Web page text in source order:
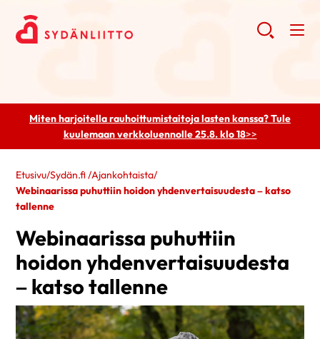
Miten harjoitella rauhoittumistaitoja lasten kanssa? Tule
kuulemaanverkkoluennolle 25.8. klo 18>>
Etusivu/Sydän.fi/Ajankohtaista/
Webinaarissa puhuttiin hoidon yhdenvertaisuudesta – katso
tallenne
Webinaarissa puhuttiin
hoidon yhdenvertaisuudesta
– katso tallenne